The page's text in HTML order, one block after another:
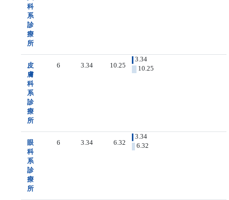
科
系
診
療
所
皮
膚
科
系
診
療
所
6 3.34 10.25
3.34
10.25
眼
科
系
診
療
所
6 3.34 6.32
3.34
6.32